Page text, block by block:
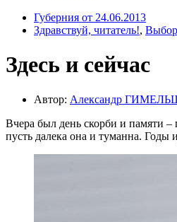
Губерния от 24.06.2013
Здравствуй, читатель!, Выбор
Здесь и сейчас
Автор: Александр
Вчера был день скорби и памяти
пусть далека она и туманна. Годы